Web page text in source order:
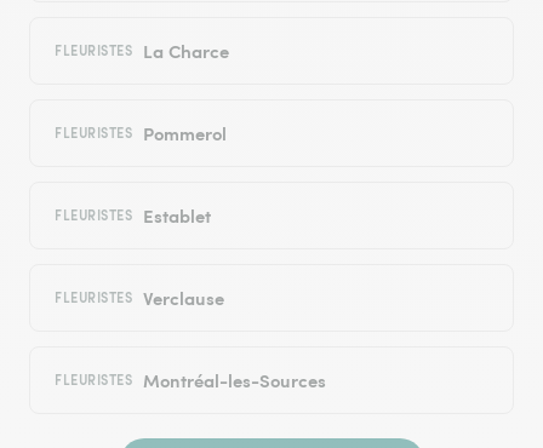
FLEURISTES La Charce
FLEURISTES Pommerol
FLEURISTES Establet
FLEURISTES Verclause
FLEURISTES Montréal-les-Sources